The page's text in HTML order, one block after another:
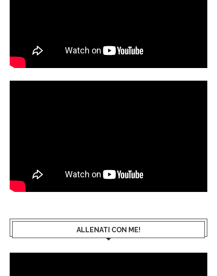
ALLENATI CON ME!